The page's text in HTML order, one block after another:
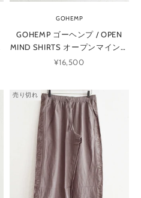
GOHEMP
GOHEMP ゴーヘンプ / OPEN
MIND SHIRTS オープンマインド
シャツ (ROSE GRAY ローズグレ
セール価格
¥16,500
売り切れ